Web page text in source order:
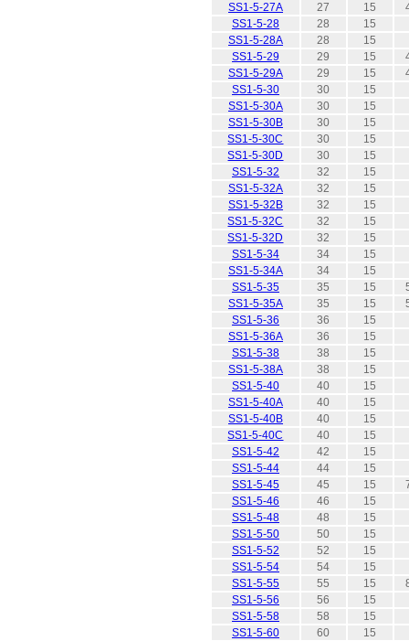
SS1-5-27A
27 15
SS1-5-28
28
15
SS1-5-28A
28
15
SS1-5-29
29 15
SS1-5-29A
29 15
SS1-5-30
30
15
SS1-5-30A
30
15
SS1-5-30B
30
15
SS1-5-30C
30
15
SS1-5-30D
30
15
SS1-5-32
32
15
SS1-5-32A
32
15
SS1-5-32B
32
15
SS1-5-32C
32
15
SS1-5-32D
32
15
SS1-5-34
34
15
SS1-5-34A
34
15
SS1-5-35
35 15
SS1-5-35A
35 15
SS1-5-36
36
15
SS1-5-36A
36
15
SS1-5-38
38
15
SS1-5-38A
38
15
SS1-5-40
40
15
SS1-5-40A
40
15
SS1-5-40B
40
15
SS1-5-40C
40
15
SS1-5-42
42
15
SS1-5-44
44
15
SS1-5-45
45 15
SS1-5-46
46
15
SS1-5-48
48
15
SS1-5-50
50
15
SS1-5-52
52
15
SS1-5-54
54
15
SS1-5-55
55 15
SS1-5-56
56
15
SS1-5-58
58
15
SS1-5-60
60
15